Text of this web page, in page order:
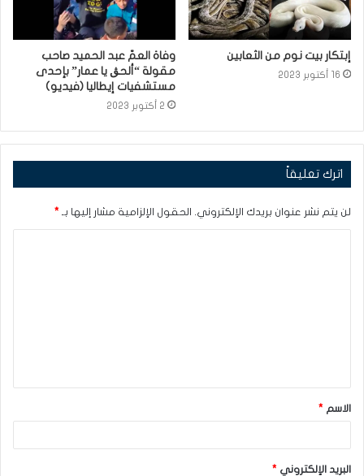
إبتكار بيت نوم من الثعابين
16 أكتوبر 2023
وفاة العمّ عبد الحميد صاحب
مقولة “ألحڨ يا عمار” بإحدى
مستشفيات إيطاليا (فيديو)
2 أكتوبر 2023
اترك تعليقاً
لن يتم نشر عنوان بريدك الإلكتروني. الحقول الإلزامية مشار إليها بـ *
ق
*الاسم *
البريد الإلكتروني *